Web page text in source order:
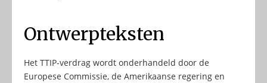
Ontwerpteksten
Het TTIP-verdrag wordt onderhandeld door de
Europese Commissie, de Amerikaanse regering en